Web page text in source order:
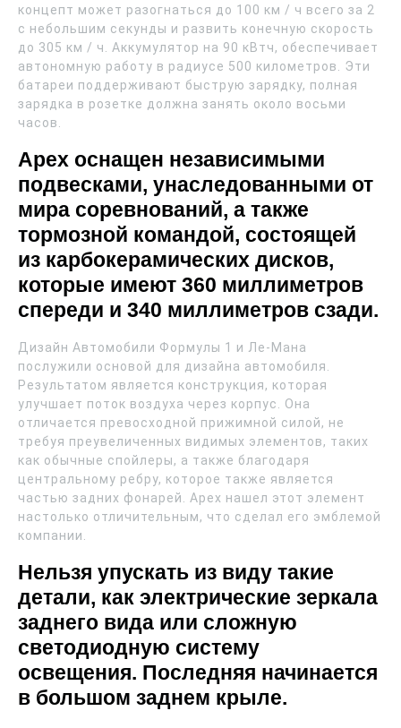
концепт может разогнаться до 100 км / ч всего за 2
с небольшим секунды и развить конечную скорость
до 305 км / ч. Аккумулятор на 90 кВтч, обеспечивает
автономную работу в радиусе 500 километров. Эти
батареи поддерживают быструю зарядку, полная
зарядка в розетке должна занять около восьми
часов.
Apex оснащен независимыми
подвесками, унаследованными от
мира соревнований, а также
тормозной командой, состоящей
из карбокерамических дисков,
которые имеют 360 миллиметров
спереди и 340 миллиметров сзади.
Дизайн Автомобили Формулы 1 и Ле-Мана
послужили основой для дизайна автомобиля.
Результатом является конструкция, которая
улучшает поток воздуха через корпус. Она
отличается превосходной прижимной силой, не
требуя преувеличенных видимых элементов, таких
как обычные спойлеры, а также благодаря
центральному ребру, которое также является
частью задних фонарей. Apex нашел этот элемент
настолько отличительным, что сделал его эмблемой
компании.
Нельзя упускать из виду такие
детали, как электрические зеркала
заднего вида или сложную
светодиодную систему
освещения. Последняя начинается
в большом заднем крыле.